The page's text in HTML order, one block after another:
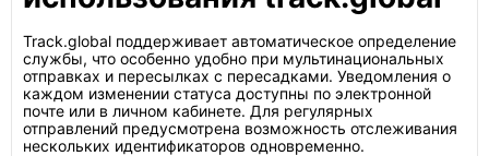
Track.global поддерживает автоматическое определение
службы, что особенно удобно при мультинациональных
отправках и пересылках с пересадками. Уведомления о
каждом изменении статуса доступны по электронной
почте или в личном кабинете. Для регулярных
отправлений предусмотрена возможность отслеживания
нескольких идентификаторов одновременно.